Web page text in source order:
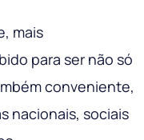
mais
para ser não só
conveniente,
nacionais, sociais